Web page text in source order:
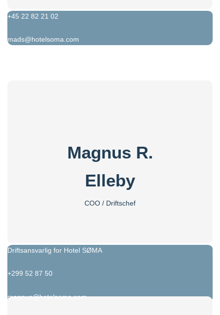
+45 22 82 21 02
mads@hotelsoma.com
Magnus R.
Elleby
COO / Driftschef
Driftsansvarlig for Hotel SØMA
+299 52 87 50
magnus@hotelsoma.com